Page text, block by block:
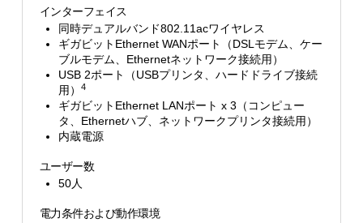
インターフェイス
同時デュアルバンド802.11acワイヤレス
ギガビットEthernet WANポート（DSLモデム、ケー
ブルモデム、Ethernetネットワーク接続用）
USB 2ポート（USBプリンタ、ハードドライブ接続
用）4
ギガビットEthernet LANポート x 3（コンピュー
タ、Ethernetハブ、ネットワークプリンタ接続用）
内蔵電源
ユーザー数
50人
電力条件および動作環境